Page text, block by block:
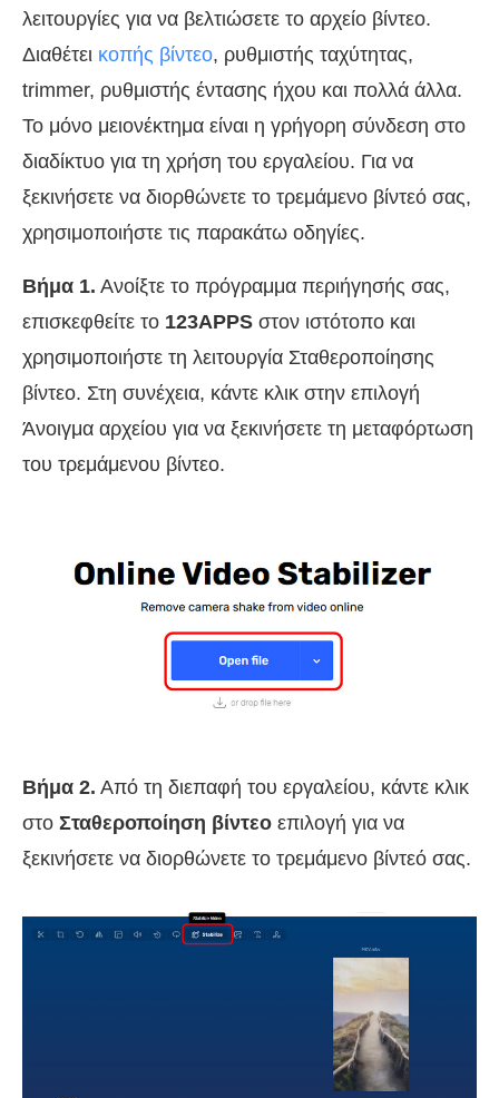
λειτουργίες για να βελτιώσετε το αρχείο βίντεο.
Διαθέτει κοπής βίντεο, ρυθμιστής ταχύτητας,
trimmer, ρυθμιστής έντασης ήχου και πολλά άλλα.
Το μόνο μειονέκτημα είναι η γρήγορη σύνδεση στο
διαδίκτυο για τη χρήση του εργαλείου. Για να
ξεκινήσετε να διορθώνετε το τρεμάμενο βίντεό σας,
χρησιμοποιήστε τις παρακάτω οδηγίες.
Βήμα 1. Ανοίξτε το πρόγραμμα περιήγησής σας,
επισκεφθείτε το 123APPS στον ιστότοπο και
χρησιμοποιήστε τη λειτουργία Σταθεροποίησης
βίντεο. Στη συνέχεια, κάντε κλικ στην επιλογή
Άνοιγμα αρχείου για να ξεκινήσετε τη μεταφόρτωση
του τρεμάμενου βίντεο.
Βήμα 2. Από τη διεπαφή του εργαλείου, κάντε κλικ
στο Σταθεροποίηση βίντεο επιλογή για να
ξεκινήσετε να διορθώνετε το τρεμάμενο βίντεό σας.